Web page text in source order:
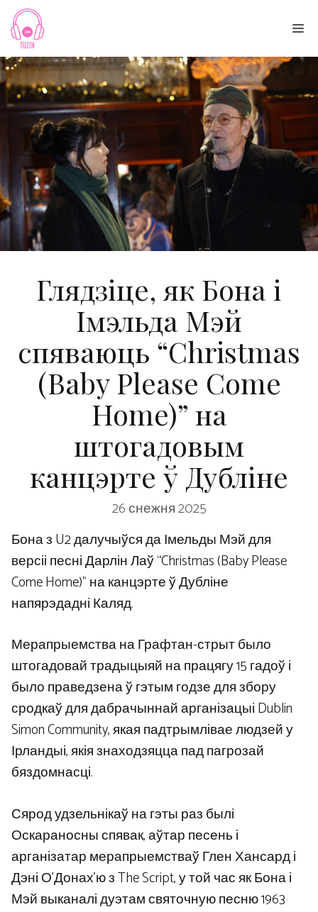
Skip
content
Глядзіце, як Бона і
Імэльда Мэй
спяваюць “Christmas
(Baby Please Come
Home)” на
штогадовым
канцэрте ў Дубліне
26 снежня 2025
Бона з U2 далучыўся да Імельды Мэй для
версіі песні Дарлін Лаў “Christmas (Baby Please
Come Home)” на канцэрте ў Дубліне
напярэдадні Каляд.
Мерапрыемства на Графтан-стрыт было
штогадовай традыцыяй на працягу 15 гадоў і
было праведзена ў гэтым годзе для збору
сродкаў для дабрачыннай арганізацыі Dublin
Simon Community, якая падтрымлівае людзей у
Ірландыі, якія знаходзяцца пад пагрозай
бяздомнасці.
Сярод удзельнікаў на гэты раз былі
Оскараносны спявак, аўтар песень і
арганізатар мерапрыемстваў Глен Хансард і
Дэні О’Донах’ю з The Script, у той час як Бона і
Мэй выканалі дуэтам святочную песню 1963